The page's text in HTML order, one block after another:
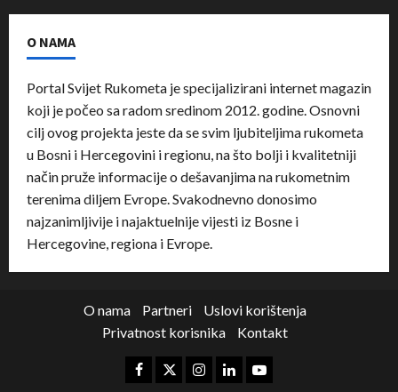
O NAMA
Portal Svijet Rukometa je specijalizirani internet magazin
koji je počeo sa radom sredinom 2012. godine. Osnovni
cilj ovog projekta jeste da se svim ljubiteljima rukometa
u Bosni i Hercegovini i regionu, na što bolji i kvalitetniji
način pruže informacije o dešavanjima na rukometnim
terenima diljem Evrope. Svakodnevno donosimo
najzanimljivije i najaktuelnije vijesti iz Bosne i
Hercegovine, regiona i Evrope.
O nama Partneri
Uslovi korištenja
Privatnost korisnika
Kontakt